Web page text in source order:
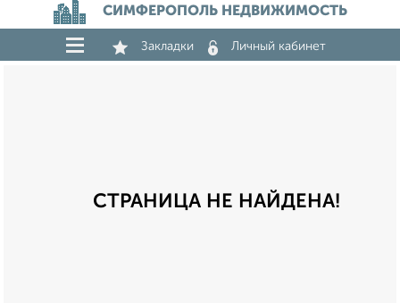
СИМФЕРОПОЛЬ НЕДВИЖИМОСТЬ
Закладки Личный кабинет
СТРАНИЦА НЕ НАЙДЕНА!